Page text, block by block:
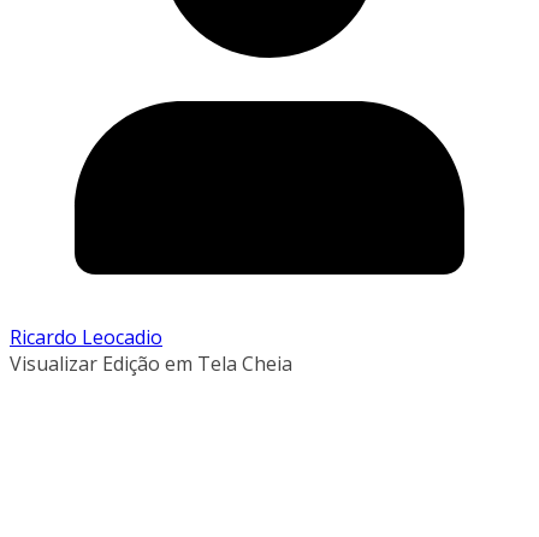
Ricardo Leocadio
Visualizar Edição em Tela Cheia